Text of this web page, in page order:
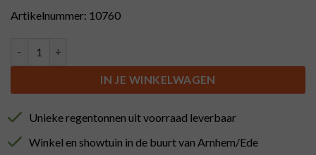
Artikelnummer: 10760
IN JE WINKELWAGEN
Unieke regentonnen uit voorraad leverbaar
Winkel en showtuin in de buurt van Arnhem/Ede